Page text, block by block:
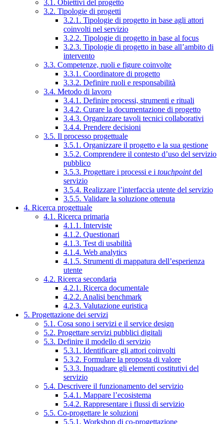
3.1. Obiettivi del progetto
3.2. Tipologie di progetti
3.2.1. Tipologie di progetto in base agli attori
coinvolti nel servizio
3.2.2. Tipologie di progetto in base al focus
3.2.3. Tipologie di progetto in base all’ambito di
intervento
3.3. Competenze, ruoli e figure coinvolte
3.3.1. Coordinatore di progetto
3.3.2. Definire ruoli e responsabilità
3.4. Metodo di lavoro
3.4.1. Definire processi, strumenti e rituali
3.4.2. Curare la documentazione di progetto
3.4.3. Organizzare tavoli tecnici collaborativi
3.4.4. Prendere decisioni
3.5. Il processo progettuale
3.5.1. Organizzare il progetto e la sua gestione
3.5.2. Comprendere il contesto d’uso del servizio
pubblico
3.5.3. Progettare i processi e i touchpointdel
servizio
3.5.4. Realizzare l’interfaccia utente del servizio
3.5.5. Validare la soluzione ottenuta
4. Ricerca progettuale
4.1. Ricerca primaria
4.1.1. Interviste
4.1.2. Questionari
4.1.3. Test di usabilità
4.1.4. Web analytics
4.1.5. Strumenti di mappatura dell’esperienza
utente
4.2. Ricerca secondaria
4.2.1. Ricerca documentale
4.2.2. Analisi benchmark
4.2.3. Valutazione euristica
5. Progettazione dei servizi
5.1. Cosa sono i servizi e il service design
5.2. Progettare servizi pubblici digitali
5.3. Definire il modello di servizio
5.3.1. Identificare gli attori coinvolti
5.3.2. Formulare la proposta di valore
5.3.3. Inquadrare gli elementi costitutivi del
servizio
5.4. Descrivere il funzionamento del servizio
5.4.1. Mappare l’ecosistema
5.4.2. Rappresentare i flussi di servizio
5.5. Co-progettare le soluzioni
5.5.1. Workshop di co-progettazione